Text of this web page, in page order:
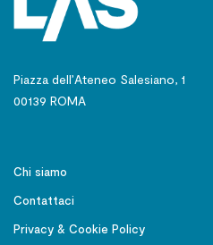
Piazza dell’Ateneo Salesiano, 1
00139 ROMA
Chi siamo
Contattaci
Privacy & Cookie Policy